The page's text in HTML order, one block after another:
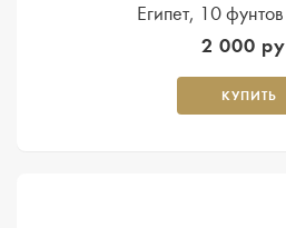
Египет, 10
2 000
КУПИТЬ